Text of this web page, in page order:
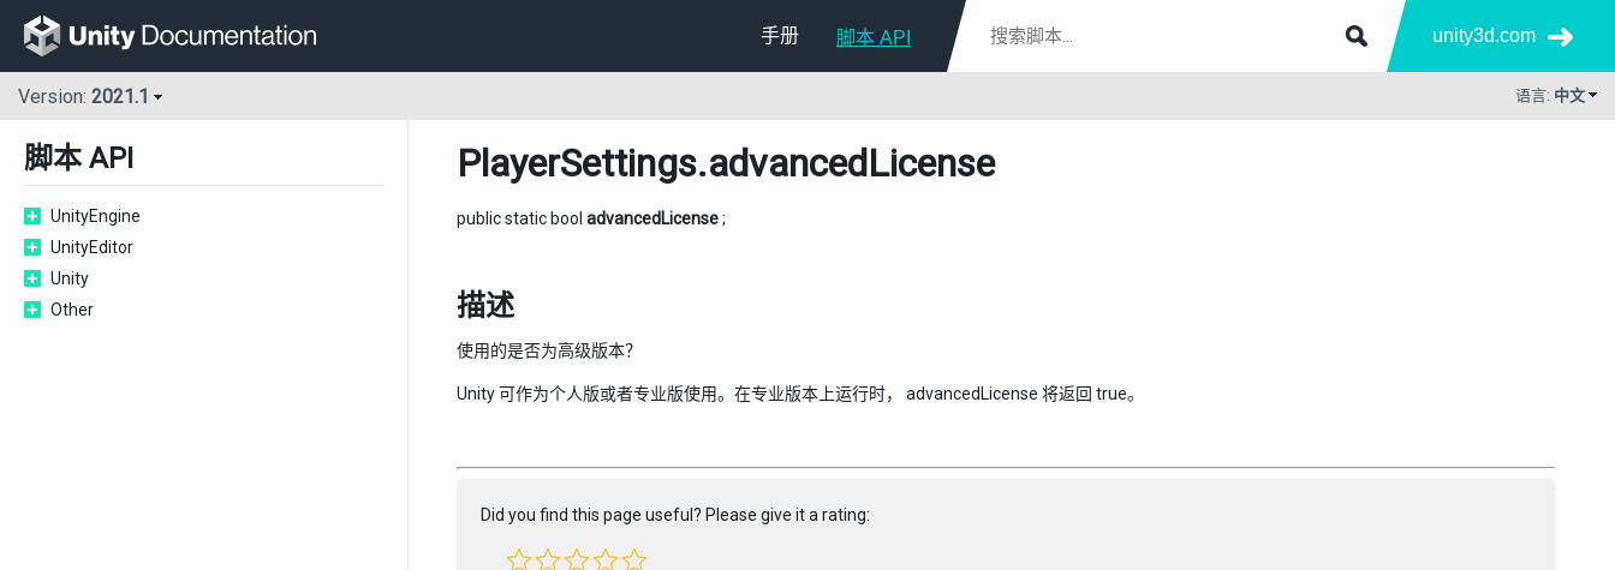
手册 脚本 API unity3d.com
Version: 2021.1 语言: 中文
脚本 API
UnityEngine
UnityEditor
Unity
Other
PlayerSettings.advancedLicense
public static bool advancedLicense;
描述
使用的是否为高级版本？
Unity 可作为个人版或者专业版使用。在专业版本上运行时， advancedLicense 将返回 true。
Did you find this page useful? Please give it a rating: